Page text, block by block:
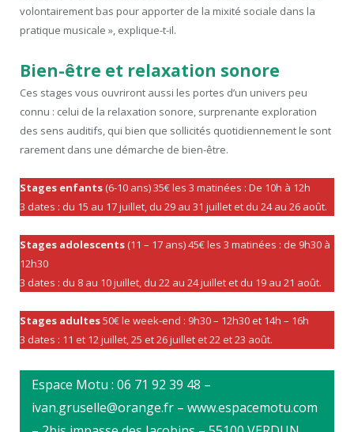
volontairement bas pour apporter de la mixité sociale dans la
pratique musicale », explique-t-il.
Bien-être et relaxation sonore
Ces stages vous ouvriront aussi les portes d’un univers peu
connu : celui de la relaxation sonore, surprenante exploration
des sens auditifs, qui bien que sollicités quotidiennement le sont
rarement dans une démarche de bien-être.
Stages enfants (6-10 ans) 35€ les 3 matinées : De 10h à 12h
3 dates : du 15 au 17 juillet, du 29 au 31 juillet et du 24 au 26 août.
Stages adolescents (11 – 17 ans) 45€ les 3 matinées : de 9h30 à
12h30
3 dates : du 8 au 10 juillet, du 22 au 24 juillet et du 19 au 21 août.
Stages adultes50€ le week-end : 9h30 – 12h30 et 14h – 16h
3 dates : 11 et 12 juillet, 25 et 26 juillet et 22 et 23 août.
Espace Motu : 06 71 92 39 48 –
ivan.gruselle@orange.fr – www.espacemotu.com